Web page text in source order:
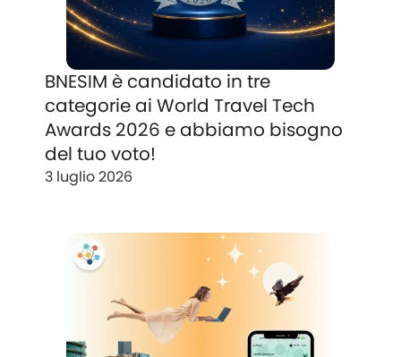
BNESIM è candidato in tre
categorie ai World Travel Tech
Awards 2026 e abbiamo bisogno
del tuo voto!
3 luglio 2026